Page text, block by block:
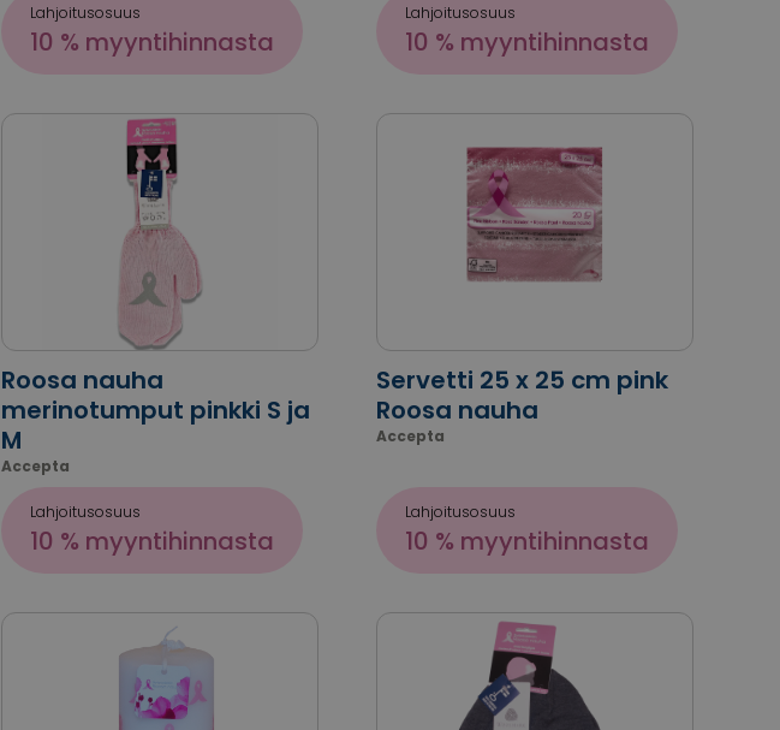
Lahjoitusosuus
10 % myyntihinnasta
Lahjoitusosuus
10 % myyntihinnasta
Roosa nauha
merinotumput pinkki S ja
M
Accepta
Lahjoitusosuus
10 % myyntihinnasta
Servetti 25 x 25 cm pink
Roosa nauha
Accepta
Lahjoitusosuus
10 % myyntihinnasta